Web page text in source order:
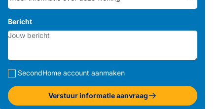
Bericht
SecondHome account aanmaken
Verstuur informatie aanvraag